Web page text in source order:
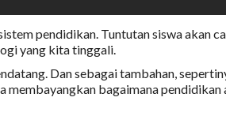
pendidikan. Tuntutan siswa akan
yang kita tinggali.
Dan sebagai tambahan,
membayangkan bagaimana pendidikan